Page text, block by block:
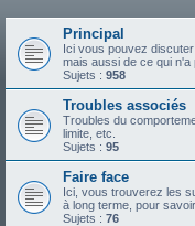
Principal
Ici vous pouvez
mais aussi de ce qui n'a
Sujets : 958
Troubles associés
Troubles du
limite, etc.
Sujets : 95
Faire face
Ici, vous trouverez les
à long terme, pour
Sujets : 76